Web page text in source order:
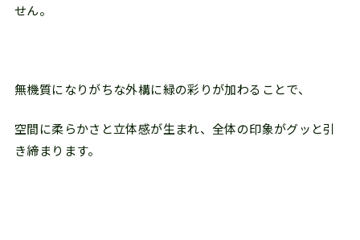
せん。
無機質になりがちな外構に緑の彩りが加わることで、
空間に柔らかさと立体感が生まれ、全体の印象がグッと引
き締まります。